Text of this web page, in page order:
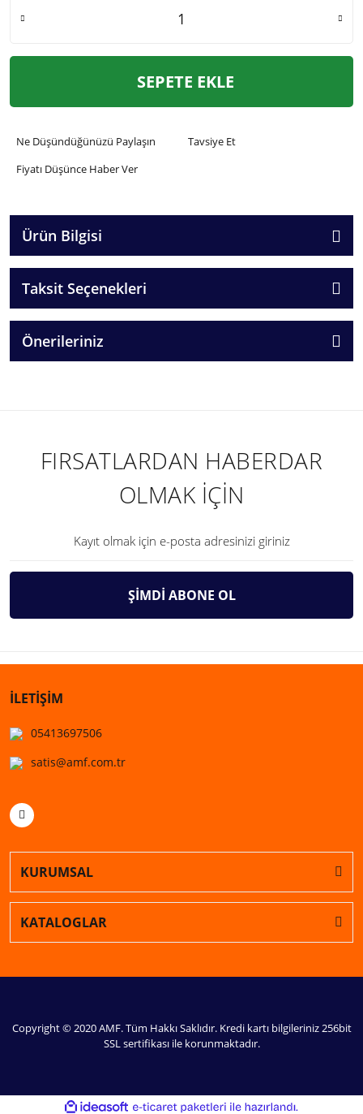
SEPETE EKLE
Ne Düşündüğünüzü Paylaşın
Tavsiye Et
Fiyatı Düşünce Haber Ver
Ürün Bilgisi
Taksit Seçenekleri
Önerileriniz
FIRSATLARDAN HABERDAR
OLMAK İÇİN
ŞİMDİ ABONE OL
İLETİŞİM
05413697506
satis@amf.com.tr
KURUMSAL
KATALOGLAR
Copyright © 2020 AMF. Tüm Hakkı Saklıdır. Kredi kartı bilgileriniz 256bit
SSL sertifikası ile korunmaktadır.
ideasoft e-